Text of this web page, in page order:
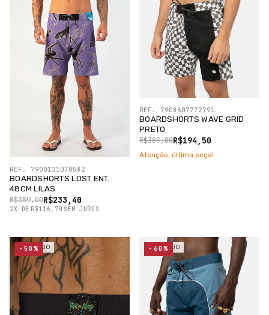
BOARDSHORTS LOST ENT.
48CM LILAS
R$233,40
R$389,00
2X DE R$116,70 SEM JUROS
REF. 7900121070582
BOARDSHORTS WAVE GRID
PRETO
R$194,50
R$389,00
REF. 7908607772791
Atenção, última peça!
ESGOTADO
-50% ESGOTADO
-60%